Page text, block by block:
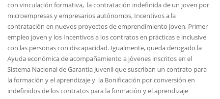
con vinculación formativa, la contratación indefinida de un joven por
microempresas y empresarios autónomos, Incentivos a la
contratación en nuevos proyectos de emprendimiento joven, Primer
empleo joven y los Incentivos a los contratos en prácticas e inclusive
con las personas con discapacidad. Igualmente, queda derogado la
Ayuda económica de acompañamiento a jóvenes inscritos en el
Sistema Nacional de Garantía Juvenil que suscriban un contrato para
la formación y el aprendizaje y la Bonificación por conversión en
indefinidos de los contratos para la formación y el aprendizaje